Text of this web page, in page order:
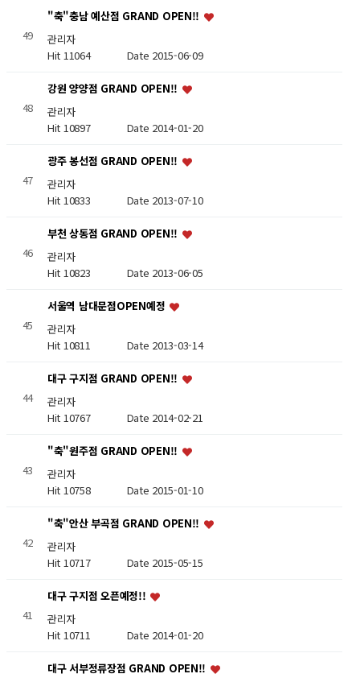
49
"축"충남 예산점 GRAND OPEN!!
관리자
Hit 11064 Date 2015-06-09
48
강원 양양점 GRAND OPEN!!
관리자
Hit 10897 Date 2014-01-20
47
광주 봉선점 GRAND OPEN!!
관리자
Hit 10833 Date 2013-07-10
46
부천 상동점 GRAND OPEN!!
관리자
Hit 10823 Date 2013-06-05
45
서울역 남대문점OPEN예정
관리자
Hit 10811 Date 2013-03-14
44
대구 구지점 GRAND OPEN!!
관리자
Hit 10767 Date 2014-02-21
43
"축"원주점 GRAND OPEN!!
관리자
Hit 10758 Date 2015-01-10
42
"축"안산 부곡점 GRAND OPEN!!
관리자
Hit 10717 Date 2015-05-15
41
대구 구지점 오픈예정!!
관리자
Hit 10711 Date 2014-01-20
대구 서부정류장점 GRAND OPEN!!